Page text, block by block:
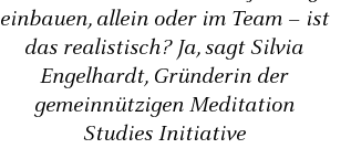
einbauen, allein oder im Team – ist
das realistisch? Ja, sagt Silvia
Engelhardt, Gründerin der
gemeinnützigen Meditation
Studies Initiative